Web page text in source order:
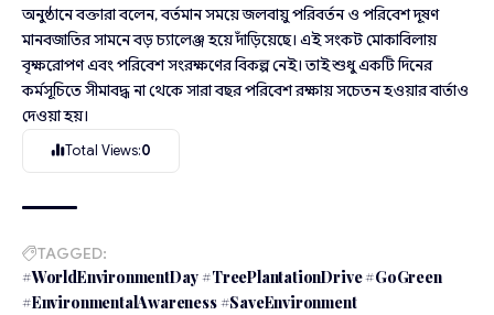
অনুষ্ঠানে বক্তারা বলেন, বর্তমান সময়ে জলবায়ু পরিবর্তন ও পরিবেশ দূষণ
মানবজাতির সামনে বড় চ্যালেঞ্জ হয়ে দাঁড়িয়েছে। এই সংকট মোকাবিলায়
বৃক্ষরোপণ এবং পরিবেশ সংরক্ষণের বিকল্প নেই। তাই শুধু একটি দিনের
কর্মসূচিতে সীমাবদ্ধ না থেকে সারা বছর পরিবেশ রক্ষায় সচেতন হওয়ার বার্তাও
দেওয়া হয়।
Total Views:0
TAGGED:
#WorldEnvironmentDay #TreePlantationDrive #GoGreen
#EnvironmentalAwareness #SaveEnvironment